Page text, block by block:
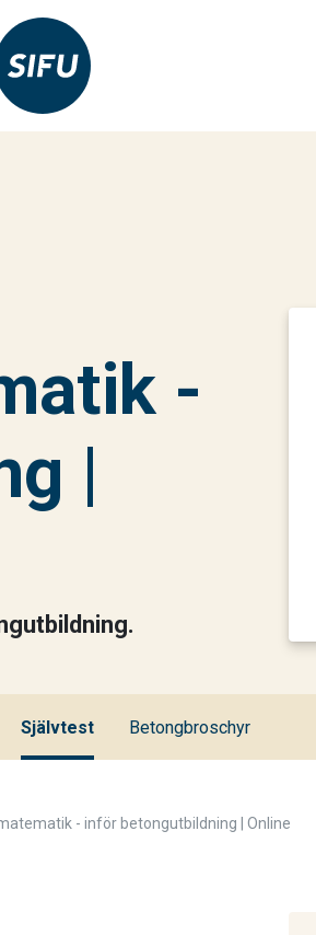
-
|
Självtest Betongbroschyr
- inför betongutbildning | Online